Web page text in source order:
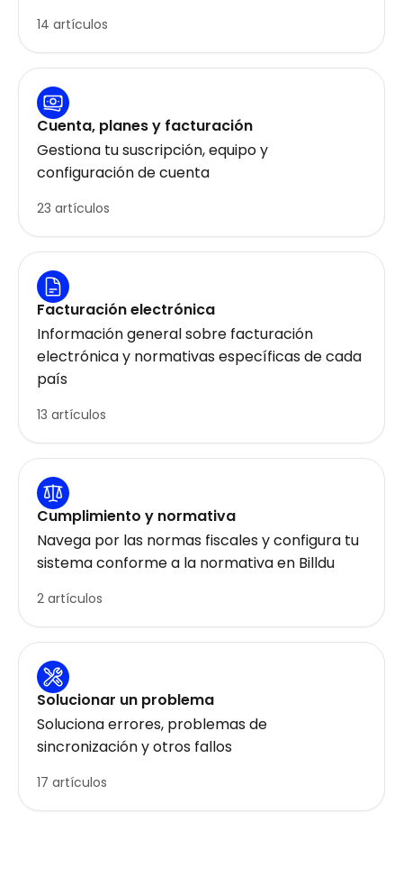
14 artículos
Cuenta, planes y facturación
Gestiona tu suscripción, equipo y
configuración de cuenta
23 artículos
Facturación electrónica
Información general sobre facturación
electrónica y normativas específicas de cada
país
13 artículos
Cumplimiento y normativa
Navega por las normas fiscales y configura tu
sistema conforme a la normativa en Billdu
2 artículos
Solucionar un problema
Soluciona errores, problemas de
sincronización y otros fallos
17 artículos